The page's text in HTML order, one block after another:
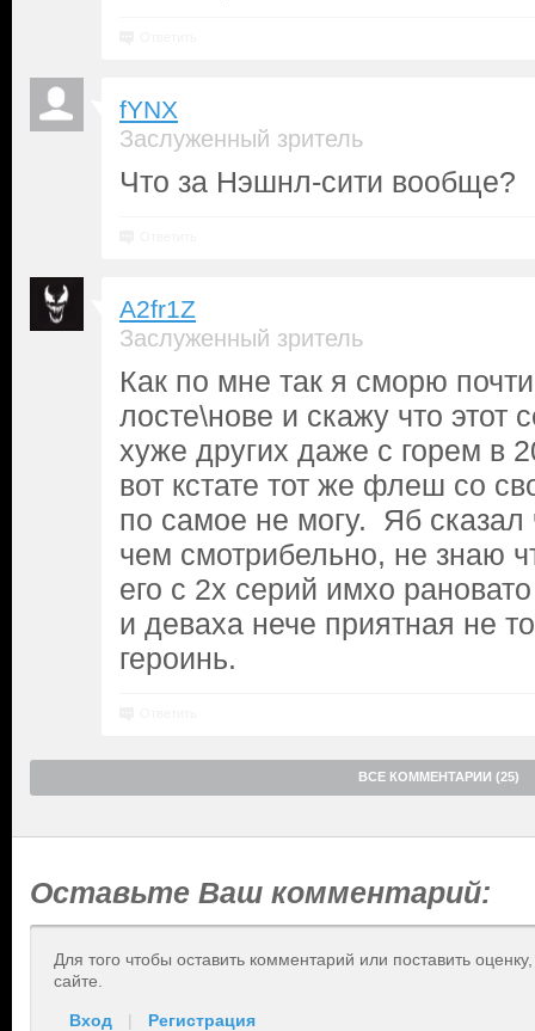
fYNX
Заслуженный зритель
Что за Нэшнл-сити вообще?
A2fr1Z
Заслуженный зритель
Как по мне так я сморю
лосте\нове и скажу что этот
хуже других даже с горем в
вот кстате тот же флеш со
по самое не могу. Яб сказал
чем смотрибельно, не знаю
его с 2х серий имхо
и деваха нече приятная не
героинь.
ВСЕ КОММЕНТАРИИ (25)
Оставьте Ваш комментарий:
Для того чтобы оставить комментарий или поставить
сайте.
Вход | Регистрация